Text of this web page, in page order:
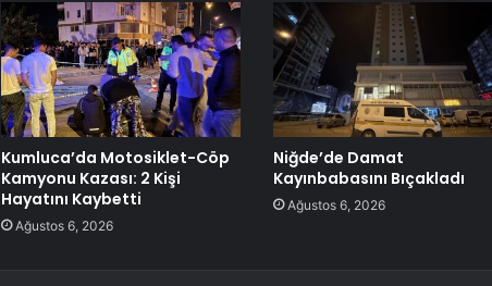
Kumluca’da Motosiklet-Cöp
Kamyonu Kazası: 2 Kişi
Hayatını Kaybetti
Ağustos 6, 2026
Niğde’de Damat
Kayınbabasını Bıçakladı
Ağustos 6, 2026